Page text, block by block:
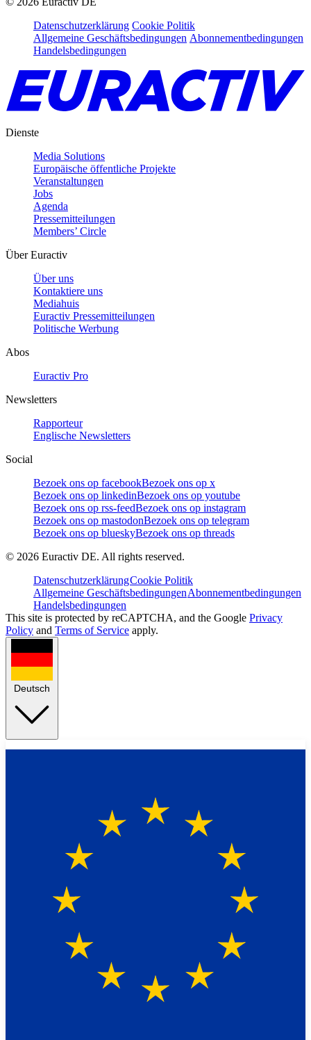
Datenschutzerklärung Cookie Politik
Allgemeine Geschäftsbedingungen Abonnementbedingungen
Handelsbedingungen
Dienste
Media Solutions
Europäische öffentliche Projekte
Veranstaltungen
Jobs
Agenda
Pressemitteilungen
Members’ Circle
Über Euractiv
Über uns
Kontaktiere uns
Mediahuis
Euractiv Pressemitteilungen
Politische Werbung
Abos
Euractiv Pro
Newsletters
Rapporteur
Englische Newsletters
Social
Bezoek ons op facebookBezoek ons op x
Bezoek ons op linkedinBezoek ons op youtube
Bezoek ons op rss-feedBezoek ons op instagram
Bezoek ons op mastodonBezoek ons op telegram
Bezoek ons op blueskyBezoek ons op threads
© 2026 Euractiv DE. All rights reserved.
DatenschutzerklärungCookie Politik
Allgemeine GeschäftsbedingungenAbonnementbedingungen
Handelsbedingungen
This site is protected by reCAPTCHA, and the Google Privacy
Policy and Terms of Service apply.
Deutsch